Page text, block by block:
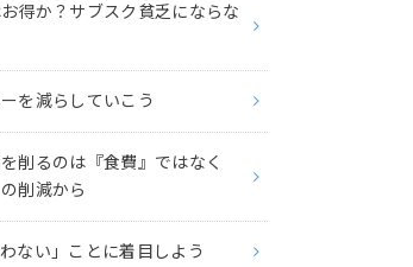
得か？サブスク貧乏にならな
を減らしていこう
削るのは『食費』ではなく
削減から
わない」ことに着目しよう